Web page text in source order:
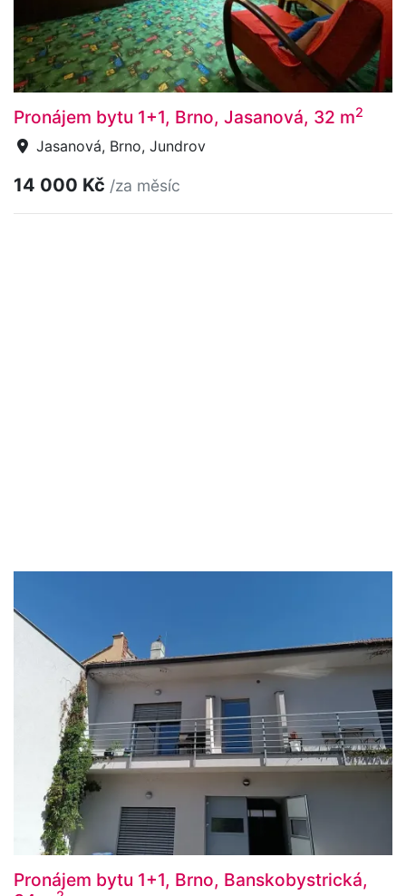
Pronájem bytu 1+1, Brno, Jasanová, 32 m2
Jasanová, Brno, Jundrov
14 000 Kč /za měsíc
Pronájem bytu 1+1, Brno, Banskobystrická,